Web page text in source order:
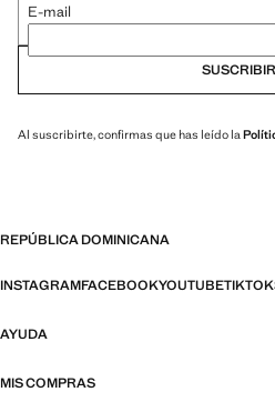
E-mail
Al suscribirte, confirmas que has leído la
REPÚBLICA DOMINICANA
INSTAGRAMFACEBOOKYOUTUBETIKTOK
AYUDA
MIS COMPRAS